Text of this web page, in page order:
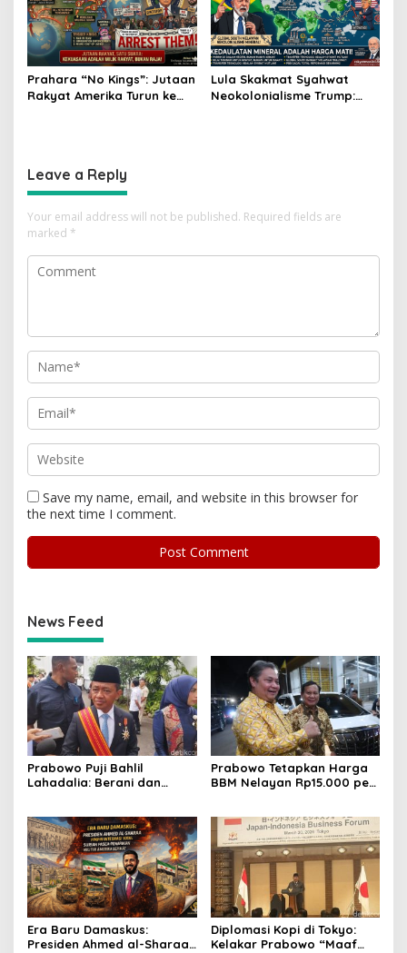
Prahara “No Kings”: Jutaan
Rakyat Amerika Turun ke
Lula Skakmat Syahwat
Neokolonialisme Trump:
Leave a Reply
Your email address will not be published. Required fields are
marked *
Save my name, email, and website in this browser for
the next time I comment.
News Feed
Prabowo Puji Bahlil
Lahadalia: Berani dan
Prabowo Tetapkan Harga
BBM Nelayan Rp15.000 per
Era Baru Damaskus:
Presiden Ahmed al-Sharaa
Diplomasi Kopi di Tokyo:
Kelakar Prabowo “Maaf